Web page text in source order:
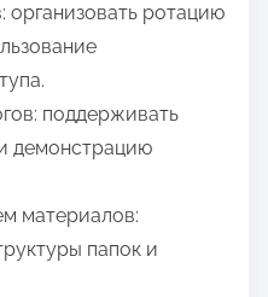
организовать ротацию
поддерживать
демонстрацию
материалов:
папок и